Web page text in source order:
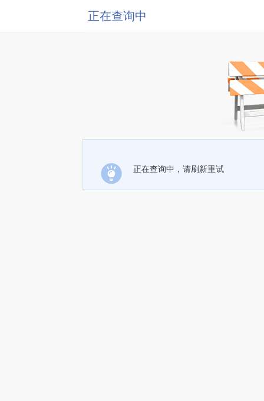
正在查询中
正在查询中，请刷新重试